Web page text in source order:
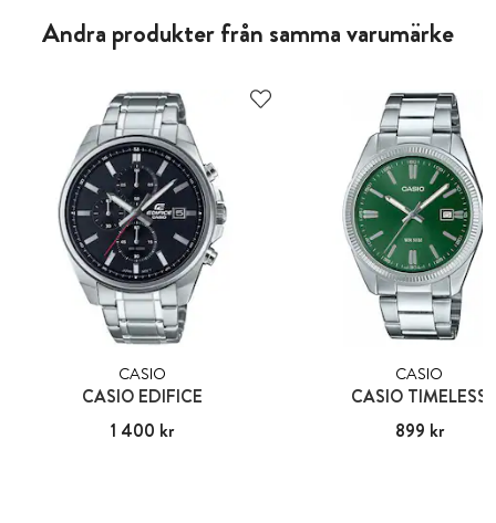
Andra produkter från samma varumärke
CASIO
CASIO EDIFICE
Pris :1 400 kr
1 400 kr
CASIO
CASIO TIMELESS
Pris:899 kr
899 kr